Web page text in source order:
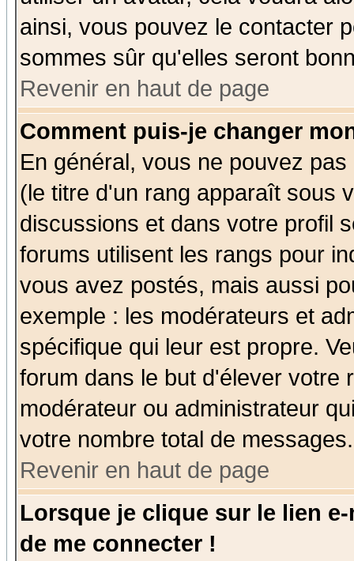
ainsi, vous pouvez le contacter
sommes sûr qu'elles seront
Revenir en haut de page
Comment puis-je changer
En général, vous ne pouvez
(le titre d'un rang apparaît sous
discussions et dans votre profil
forums utilisent les rangs pour
vous avez postés, mais aussi
exemple : les modérateurs et
spécifique qui leur est propre.
forum dans le but d'élever votre
modérateur ou administrateur
votre nombre total de messages.
Revenir en haut de page
Lorsque je clique sur le lien
de me connecter !